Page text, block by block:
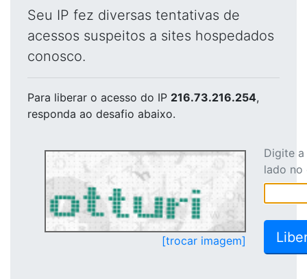
Seu IP fez diversas tentativas de
acessos suspeitos a sites hospedados
conosco.
Para liberar o acesso do IP 216.73.216.254,
responda ao desafio abaixo.
[trocar imagem]
Digite
lado no